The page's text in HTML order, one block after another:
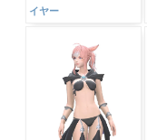
イヤー